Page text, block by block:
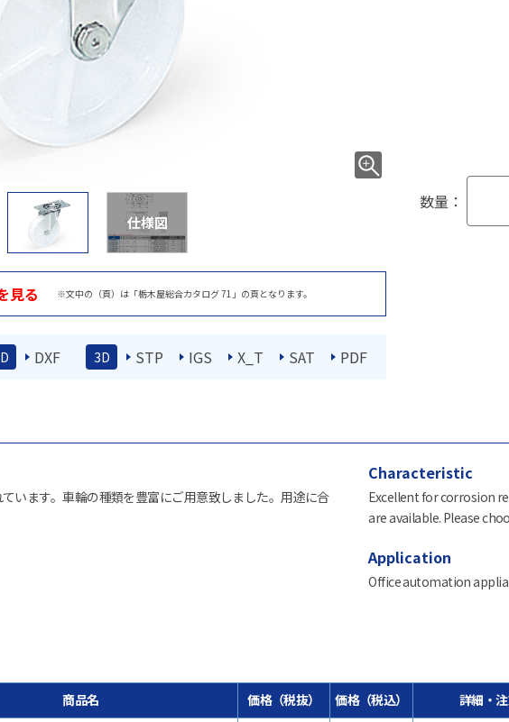
仕様図
見る ※文中の（頁）は「栃木屋総合カタログ 71」の頁となります。
DXF 3D STP IGS X_T SAT PDF
数量：
います。車輪の種類を豊富にご用意致しました。用途に合
Characteristic
Excellent for corrosion
are available. Please
Application
Office automation
商品名 価格（税抜） 価格（税込） 詳細・